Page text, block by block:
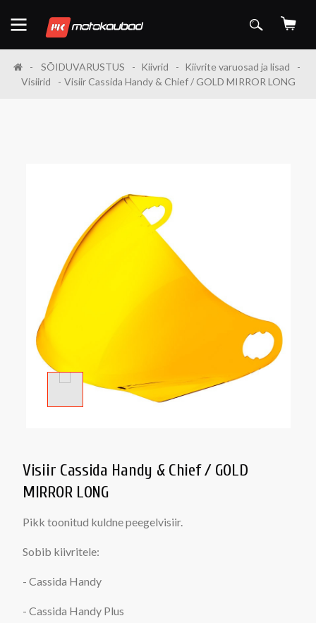
SÕIDUVARUSTUS Kiivrid
Kiivrite varuosad ja lisad
Visiirid
Visiir Cassida Handy & Chief / GOLD MIRROR LONG
Visiir Cassida Handy & Chief / GOLD
MIRROR LONG
Pikk toonitud kuldne peegelvisiir.
Sobib kiivritele:
- Cassida Handy
- Cassida Handy Plus